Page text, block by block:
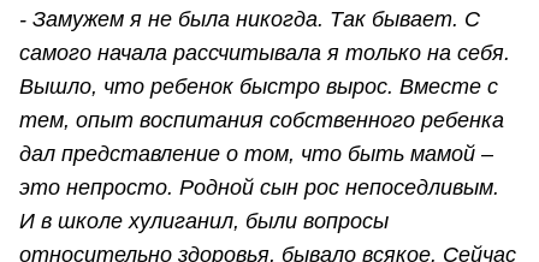
- Замужем я не была никогда. Так бывает. С
самого начала рассчитывала я только на себя.
Вышло, что ребенок быстро вырос. Вместе с
тем, опыт воспитания собственного ребенка
дал представление о том, что быть мамой –
это непросто. Родной сын рос непоседливым.
И в школе хулиганил, были вопросы
относительно здоровья, бывало всякое. Сейчас